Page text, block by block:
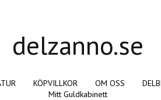
delzanno.se
KÖPVILLKOR OM OSS
Mitt Guldkabinett